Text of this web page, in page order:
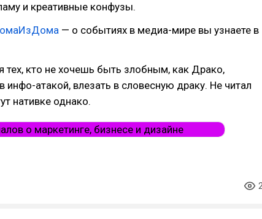
и креативные конфузы.
— о событиях в медиа-мире вы узнаете в
тех, кто не хочешь быть злобным, как Драко,
инфо-атакой, влезать в словесную драку. Не читал
нативке однако.